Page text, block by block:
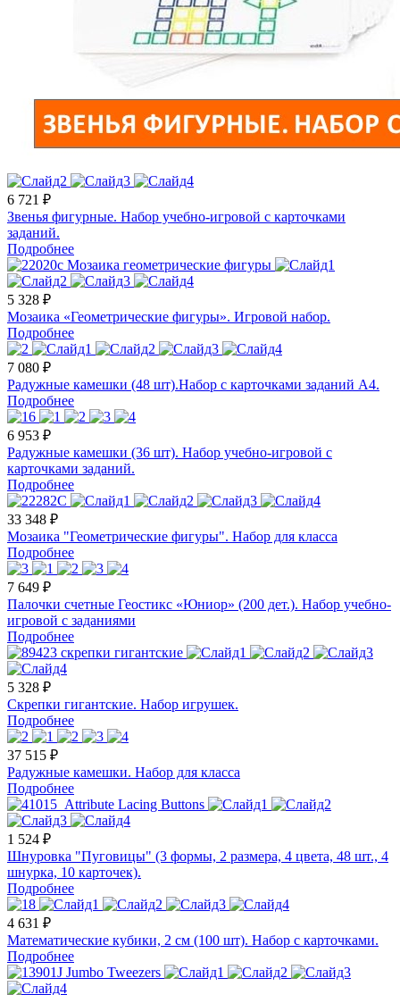
6 721 ₽
Звенья фигурные. Набор учебно-игровой с карточками
заданий.
Подробнее
5 328 ₽
Мозаика «Геометрические фигуры». Игровой набор.
Подробнее
7 080 ₽
Радужные камешки (48 шт).Набор с карточками заданий A4.
Подробнее
6 953 ₽
Радужные камешки (36 шт). Набор учебно-игровой с
карточками заданий.
Подробнее
33 348 ₽
Мозаика "Геометрические фигуры". Набор для класса
Подробнее
7 649 ₽
Палочки счетные Геостикс «Юниор» (200 дет.). Набор учебно-
игровой с заданиями
Подробнее
5 328 ₽
Скрепки гигантские. Набор игрушек.
Подробнее
37 515 ₽
Радужные камешки. Набор для класса
Подробнее
1 524 ₽
Шнуровка "Пуговицы" (3 формы, 2 размера, 4 цвета, 48 шт., 4
шнурка, 10 карточек).
Подробнее
4 631 ₽
Математические кубики, 2 см (100 шт). Набор с карточками.
Подробнее